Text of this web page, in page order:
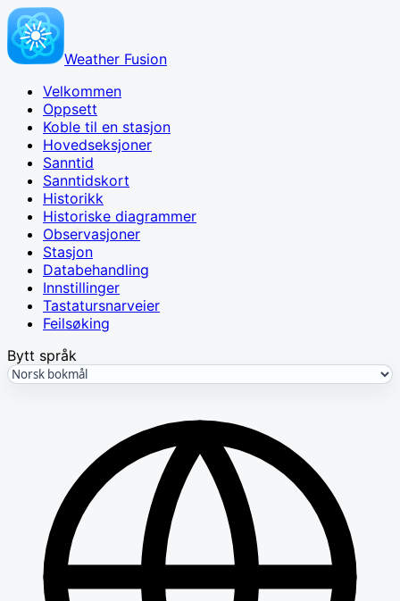
Weather Fusion
Velkommen
Oppsett
Koble til en stasjon
Hovedseksjoner
Sanntid
Sanntidskort
Historikk
Historiske diagrammer
Observasjoner
Stasjon
Databehandling
Innstillinger
Tastatursnarveier
Feilsøking
Bytt språk